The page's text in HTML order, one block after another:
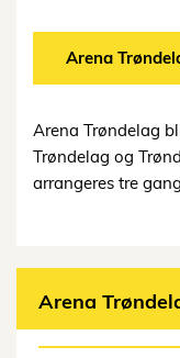
Arena
Arena Trøndelag
Trøndelag og
arrangeres tre
Arena